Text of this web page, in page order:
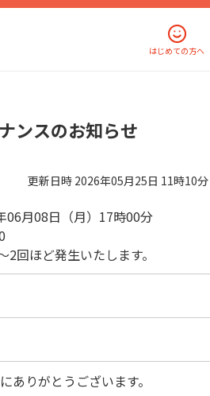
はじめての方へ
ンスのお知らせ
更新日時 2026年05月25日 11時10分
06月08日（月）17時00分
回ほど発生いたします。
ありがとうございます。